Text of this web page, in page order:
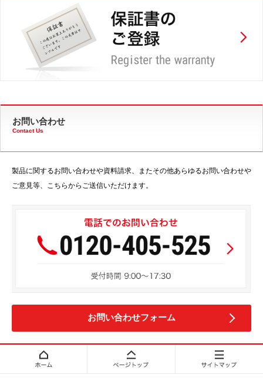
お問い合わせ
Contact Us
製品に関するお問い合わせや資料請求、またその他あらゆるお問い合わせや
ご意見等、こちらからご送信いただけます。
お問い合わせフォーム